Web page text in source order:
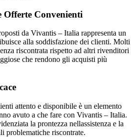
Offerte Convenienti
da Vivantis – Italia rappresenta un
alla soddisfazione dei clienti. Molti
riscontrata rispetto ad altri rivenditori
che rendono gli acquisti più
attento e disponibile è un elemento
avuto a che fare con Vivantis – Italia.
la prontezza nellassistenza e la
problematiche riscontrate.